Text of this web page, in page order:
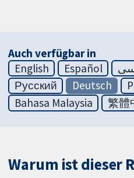
Auch verfügbar in
English
Español
Русский
Deutsch
Bahasa Malaysia
繁體
Warum ist dieser